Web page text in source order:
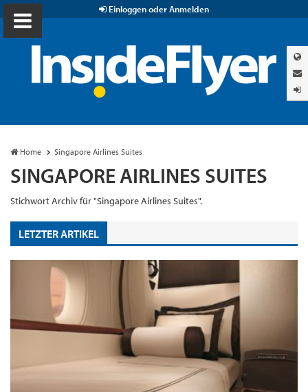
Einloggen oder Anmelden
Home Singapore Airlines Suites
SINGAPORE AIRLINES SUITES
Stichwort Archiv für "Singapore Airlines Suites".
LETZTER ARTIKEL